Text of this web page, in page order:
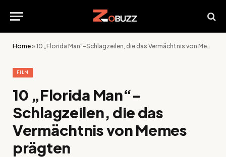
Home»10 „Florida Man“-Schlagzeilen, die das Vermächtnis von Memes prägten
FILM
10 „Florida Man“-
Schlagzeilen, die das
Vermächtnis von Memes
prägten